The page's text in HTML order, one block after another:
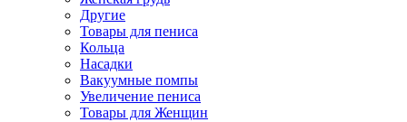
Другие
Товары для пениса
Кольца
Насадки
Вакуумные помпы
Увеличение пениса
Товары для Женщин